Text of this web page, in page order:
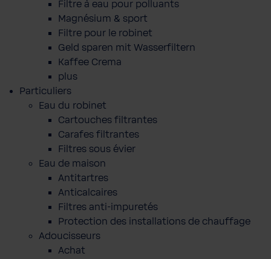
Filtre à eau pour polluants
Magnésium & sport
Filtre pour le robinet
Geld sparen mit Wasserfiltern
Kaffee Crema
plus
Particuliers
Eau du robinet
Cartouches filtrantes
Carafes filtrantes
Filtres sous évier
Eau de maison
Antitartres
Anticalcaires
Filtres anti-impuretés
Protection des installations de chauffage
Adoucisseurs
Achat